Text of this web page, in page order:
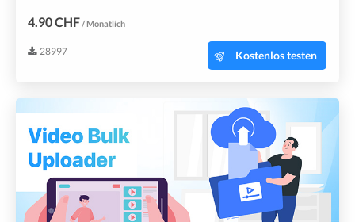
4.90 CHF/ Monatlich
28997 Kostenlos testen